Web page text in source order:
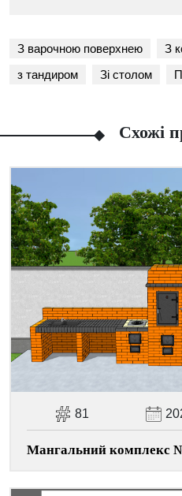
Telegram
З варочною поверхнею З
з тандиром
Зі столом
Схожі
81
Мангальний комплекс